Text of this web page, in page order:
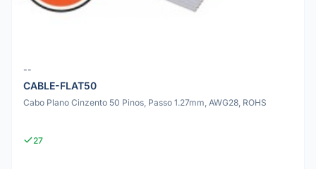
--
CABLE-FLAT50
Cabo Plano Cinzento 50 Pinos, Passo 1.27mm, AWG28, ROHS
27